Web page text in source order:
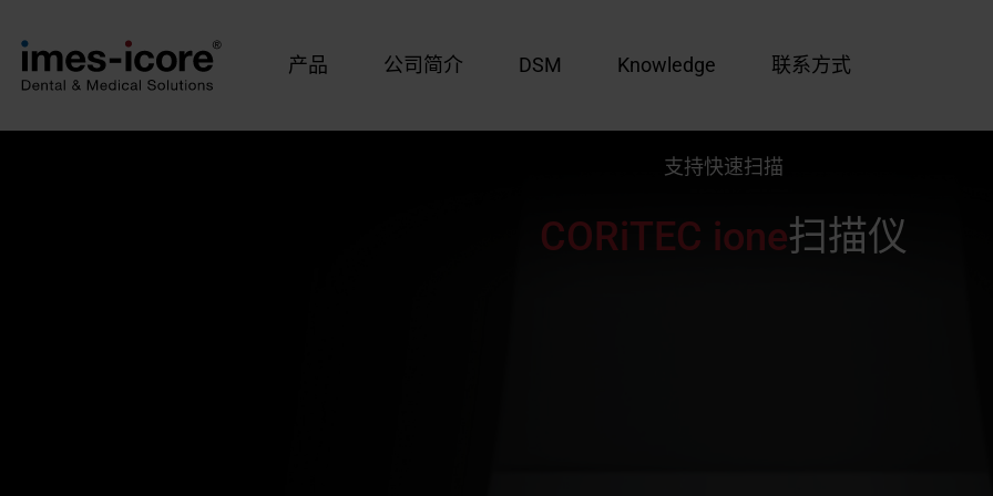
产品 公司简介 DSM Knowledge 联系方式
支持快速扫描
CORiTEC ione扫描仪